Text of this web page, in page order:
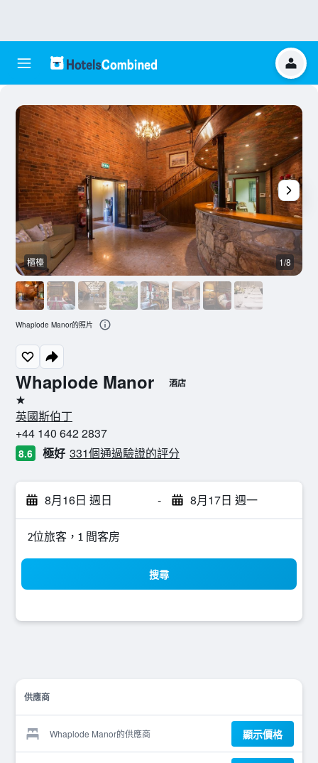
Whaplode Manor 酒店
1星級
英國斯伯丁
+44 140 642 2837
8.6 極好 331個通過驗證的評分
8月16日 週日 - 8月17日 週一
2位旅客，1 間客房
搜尋
供應商
Whaplode Manor的供應商 顯示價格
櫃檯 1/8
Whaplode Manor的照片